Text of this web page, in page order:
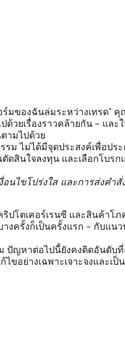
มของฉันล่มระหว่างเทรด" คุ
ด้วยเรื่องราวคล้ายกัน - แล
ามไปด้วย
ม ไม่ได้มีจุดประสงค์เพื่อปร
สินใจลงทุน และเลือกโบร
นไขโปร่งใส และการส่งคำสั่
ริปโตเคอร์เรนซี และสินค้า
งครั้งก็เป็นครั้งแรก - กับแ
ปัญหาต่อไปนี้ยังคงติดอันดับ
อย่างเฉพาะเจาะจงและเป็